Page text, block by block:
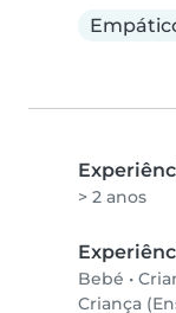
> 2 anos
Bebé •
Criança